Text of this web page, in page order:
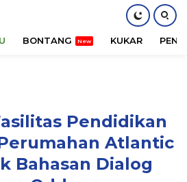
BONTANG KUKAR
Pendidikan
Atlantic
Bahasan Dialog